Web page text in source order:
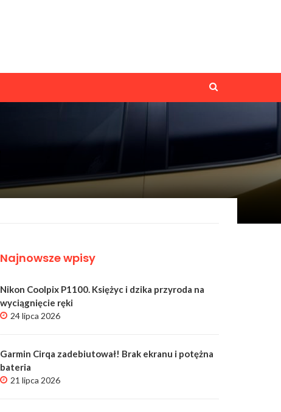
Najnowsze wpisy
Nikon Coolpix P1100. Księżyc i dzika przyroda na
wyciągnięcie ręki
24 lipca 2026
Garmin Cirqa zadebiutował! Brak ekranu i potężna
bateria
21 lipca 2026